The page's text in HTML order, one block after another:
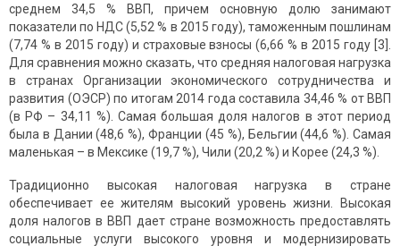
среднем 34,5 % ВВП, причем основную долю занимают
показатели по НДС (5,52 % в 2015 году), таможенным пошлинам
(7,74 % в 2015 году) и страховые взносы (6,66 % в 2015 году [3].
Для сравнения можно сказать, что средняя налоговая нагрузка
в странах Организации экономического сотрудничества и
развития (ОЭСР) по итогам 2014 года составила 34,46 % от ВВП
(в РФ – 34,11 %). Самая большая доля налогов в этот период
была в Дании (48,6 %), Франции (45 %), Бельгии (44,6 %). Самая
маленькая – в Мексике (19,7 %), Чили (20,2 %) и Корее (24,3 %).
Традиционно высокая налоговая нагрузка в стране
обеспечивает ее жителям высокий уровень жизни. Высокая
доля налогов в ВВП дает стране возможность предоставлять
социальные услуги высокого уровня и модернизировать